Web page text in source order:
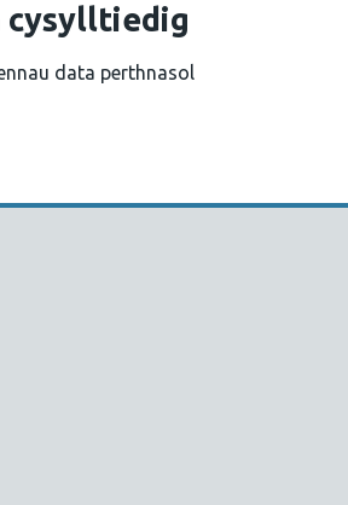
cysylltiedig
data perthnasol
Iechyd